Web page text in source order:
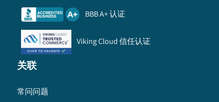
BBB A+ 认证
Viking Cloud 信任认证
关联
常问问题